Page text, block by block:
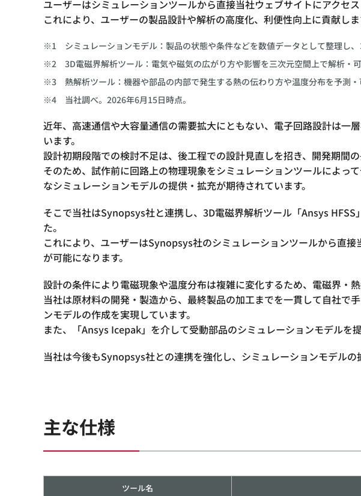
ユーザーはシミュレーションツールから直接当社ウェブサイトにアクセ
これにより、ユーザーの製品設計や解析の高度化、利便性向上に貢献しま
※1
シミュレーションモデル：製品の状態や条件などを数値データとして整理し
※2
3D電磁界解析ツール：電気や磁気の広がり方や影響を三次元空間上で解析・可
※3
熱解析ツール：機器や部品の内部で発生する熱の伝わり方や温度分布を予測・
※4
当社調べ。2026年6月15日時点。
近年、高速通信や大容量通信の需要拡大にともない、電子回路設計は一
います。
設計初期段階での検討不足は、後工程での設計見直しを招き、開発期間
そのため、試作前に回路上の物理現象をシミュレーションツールによっ
なシミュレーションモデルの提供・拡充が期待されています。
そこで当社はSynopsys社と連携し、3D電磁界解析ツール「Ansys
た。
これにより、ユーザーはSynopsys社のシミュレーションツールから直
が可能になります。
設計の条件により電磁現象や温度分布は複雑に変化するため、電磁界・
当社は原材料の開発・製造から、最終製品の加工までを一貫して自社で
ンモデルの作成を実現しています。
また、「Ansys Icepak」を介して受動部品のシミュレーションモデルを
当社は今後もSynopsys社との連携を強化し、シミュレーションモデル
主な仕様
ツール名